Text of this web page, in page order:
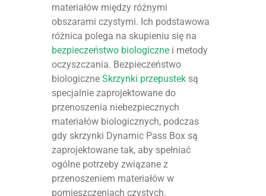
materiałów między różnymi
obszarami czystymi. Ich podstawowa
różnica polega na skupieniu się na
bezpieczeństwo biologiczne i metody
oczyszczania. Bezpieczeństwo
biologiczneSkrzynki przepustek są
specjalnie zaprojektowane do
przenoszenia niebezpiecznych
materiałów biologicznych, podczas
gdy skrzynki Dynamic Pass Box są
zaprojektowane tak, aby spełniać
ogólne potrzeby związane z
przenoszeniem materiałów w
pomieszczeniach czystych.